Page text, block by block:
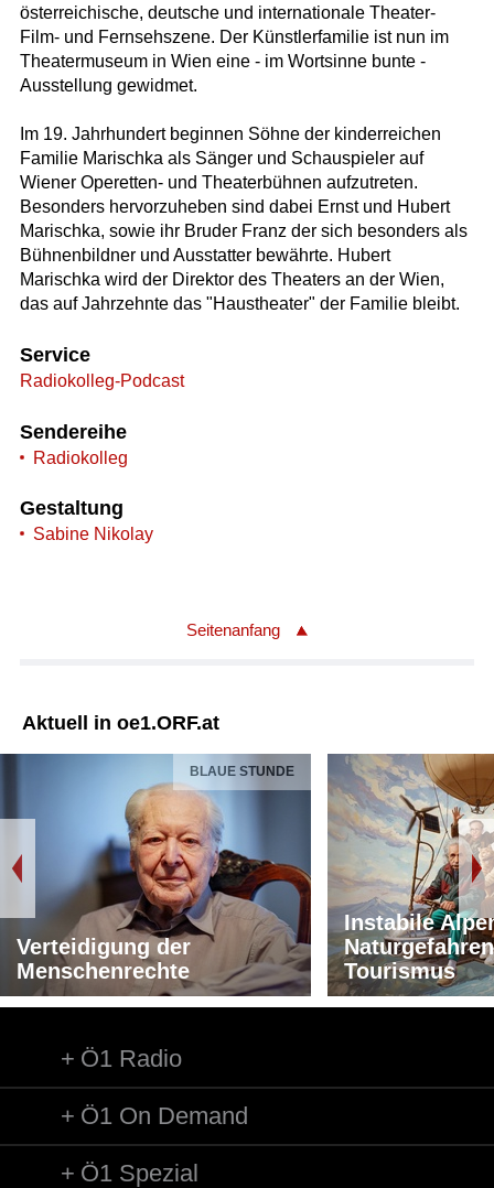
österreichische, deutsche und internationale Theater-
Film- und Fernsehszene. Der Künstlerfamilie ist nun im
Theatermuseum in Wien eine - im Wortsinne bunte -
Ausstellung gewidmet.
Im 19. Jahrhundert beginnen Söhne der kinderreichen
Familie Marischka als Sänger und Schauspieler auf
Wiener Operetten- und Theaterbühnen aufzutreten.
Besonders hervorzuheben sind dabei Ernst und Hubert
Marischka, sowie ihr Bruder Franz der sich besonders als
Bühnenbildner und Ausstatter bewährte. Hubert
Marischka wird der Direktor des Theaters an der Wien,
das auf Jahrzehnte das "Haustheater" der Familie bleibt.
Service
Radiokolleg-Podcast
Sendereihe
Radiokolleg
Gestaltung
Sabine Nikolay
Seitenanfang
Aktuell in oe1.ORF.at
BLAUE STUNDE
Verteidigung der
Menschenrechte
Instabile
Tourismus
Ö1 Radio
Ö1 On Demand
Ö1 Spezial